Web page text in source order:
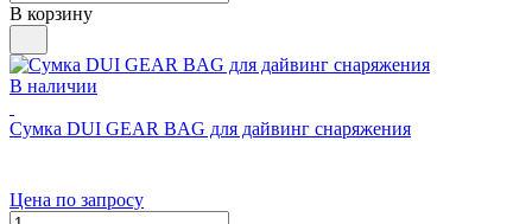
В корзину
В наличии
Сумка DUI GEAR BAG для дайвинг снаряжения
Цена по запросу